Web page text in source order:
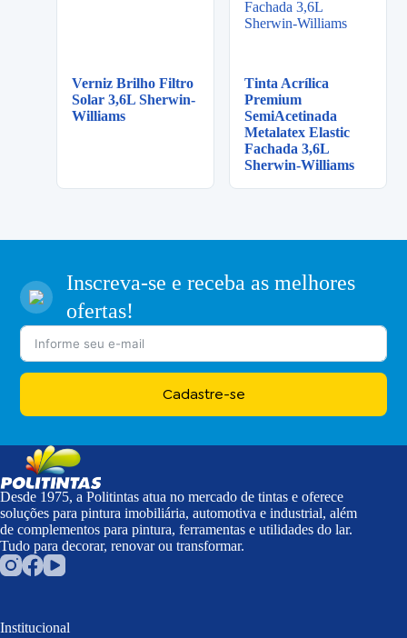
Verniz Brilho Filtro
Solar 3,6L Sherwin-
Williams
Tinta Acrílica
Premium
SemiAcetinada
Metalatex Elastic
Fachada 3,6L
Sherwin-Williams
Inscreva-se e receba as melhores
ofertas!
Cadastre-se
Desde 1975, a Politintas atua no mercado de tintas e oferece
soluções para pintura imobiliária, automotiva e industrial, além
de complementos para pintura, ferramentas e utilidades do lar.
Tudo para decorar, renovar ou transformar.
Institucional